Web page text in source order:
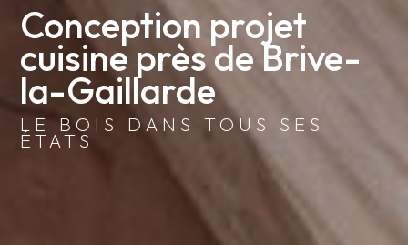
Conception projet
cuisine près de Brive-
la-Gaillarde
LE BOIS DANS TOUS SES
ÉTATS